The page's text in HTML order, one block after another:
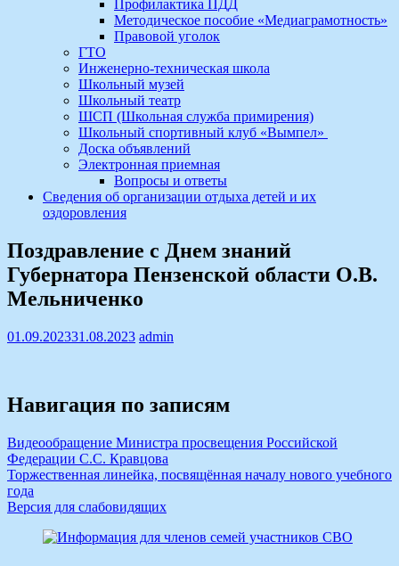
Профилактика ПДД
Методическое пособие «Медиаграмотность»
Правовой уголок
ГТО
Инженерно-техническая школа
Школьный музей
Школьный театр
ШСП (Школьная служба примирения)
Школьный спортивный клуб «Вымпел»
Доска объявлений
Электронная приемная
Вопросы и ответы
Сведения об организации отдыха детей и их
оздоровления
Поздравление с Днем знаний
Губернатора Пензенской области О.В.
Мельниченко
01.09.202331.08.2023 admin
Навигация по записям
Видеообращение Министра просвещения Российской
Федерации С.С. Кравцова
Торжественная линейка, посвящённая началу нового учебного
года
Версия для слабовидящих